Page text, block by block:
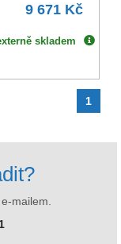
9 671 Kč
skladem
1
mailem.